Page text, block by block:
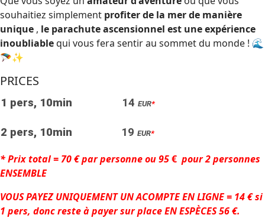
souhaitiez simplement profiter de la mer de manière
unique , le parachute ascensionnel est une expérience
inoubliablequi vous fera sentir au sommet du monde ! 🌊
🪂✨
PRICES
1 pers, 10min 14 EUR*
2 pers, 10min 19 EUR*
*Prix ​​total = 70 € par personne ou95€ pour 2 personnes
ENSEMBLE
VOUS PAYEZ UNIQUEMENT UN ACOMPTE EN LIGNE = 14 € si
1 pers, donc reste à payer sur place EN ESPÈCES 56 €.